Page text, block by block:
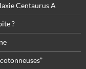
Centaurus A
?